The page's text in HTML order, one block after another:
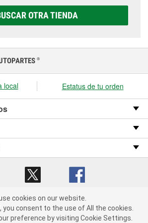
y presupuesto.
OTRA TIENDA
website. By clicking "Accept", you consent
use of All the cookies.
®
local Estatus de tu orden
Auto Parts v OST_3.2.0.0.729 (3) cv1361
cookies on our website.
you consent to the use of All the cookies.
preference by visiting Cookie Settings.